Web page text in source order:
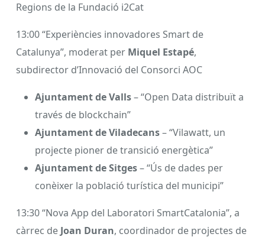
Regions de la Fundació i2Cat
13:00 “Experiències innovadores Smart de
Catalunya”, moderat per Miquel Estapé,
subdirector d’Innovació del Consorci AOC
Ajuntament de Valls– “Open Data distribuït a
través de blockchain”
Ajuntament de Viladecans– “Vilawatt, un
projecte pioner de transició energètica”
Ajuntament de Sitges– “Ús de dades per
conèixer la població turística del municipi”
13:30 “Nova App del Laboratori SmartCatalonia”, a
càrrec de Joan Duran, coordinador de projectes de